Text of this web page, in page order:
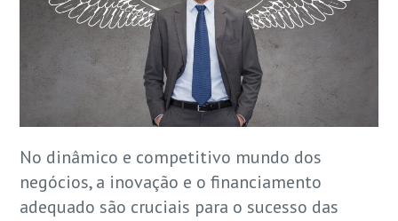
No dinâmico e competitivo mundo dos
negócios, a inovação e o financiamento
adequado são cruciais para o sucesso das